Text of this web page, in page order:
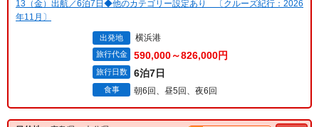
13（金）出航／6泊7日◆他のカテゴリー設定あり 〔クルーズ紀行：2026
年11月〕
出発地 横浜港
旅行代金 590,000～826,000円
旅行日数 6泊7日
食事 朝6回、昼5回、夜6回